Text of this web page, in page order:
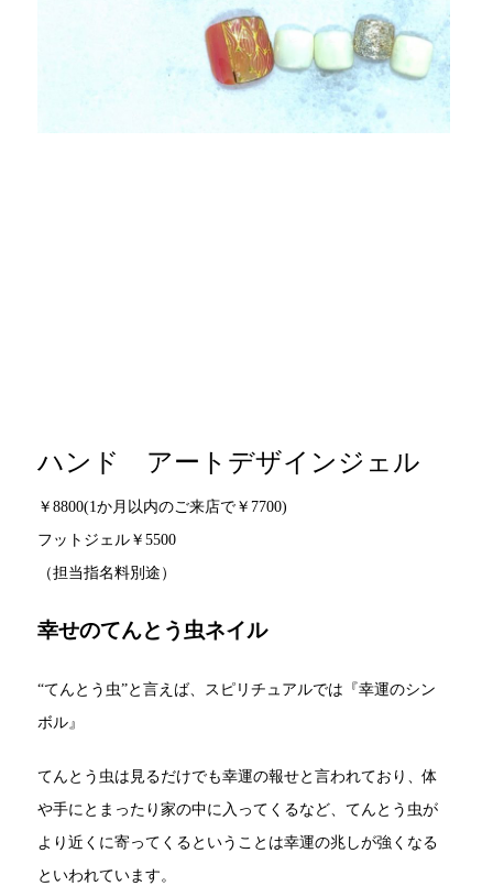
ハンド アートデザインジェル
￥8800(1か月以内のご来店で￥7700)
フットジェル￥5500
（担当指名料別途）
幸せのてんとう虫ネイル
“てんとう虫”と言えば、スピリチュアルでは『幸運のシン
ボル』
てんとう虫は見るだけでも幸運の報せと言われており、体
や手にとまったり家の中に入ってくるなど、てんとう虫が
より近くに寄ってくるということは幸運の兆しが強くなる
といわれています。